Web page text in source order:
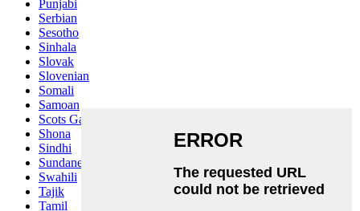
Punjabi
Serbian
Sesotho
Sinhala
Slovak
Slovenian
Somali
Samoan
Scots Gaelic
Shona
Sindhi
Sundanese
Swahili
Tajik
Tamil